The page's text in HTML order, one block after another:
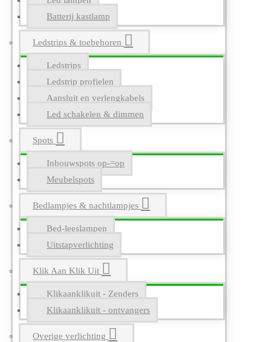
Batterij kastlamp
Ledstrips & toebehoren
Ledstrips
Ledstrip profielen
Aansluit en verlengkabels
Led schakelen & dimmen
Spots
Inbouwspots op-=op
Meubelspots
Bedlampjes & nachtlampjes
Bed-leeslampen
Uitstapverlichting
Klik Aan Klik Uit
Klikaanklikuit - Zenders
Klikaanklikuit - ontvangers
Overige verlichting